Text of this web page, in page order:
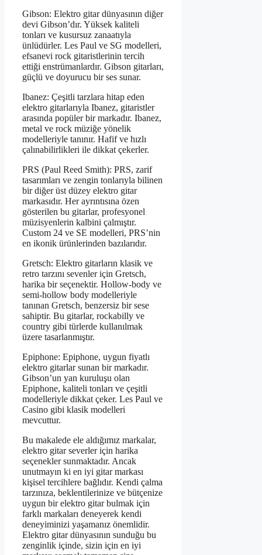
Gibson: Elektro gitar dünyasının diğer
devi Gibson’dır. Yüksek kaliteli
tonları ve kusursuz zanaatıyla
ünlüdürler. Les Paul ve SG modelleri,
efsanevi rock gitaristlerinin tercih
ettiği enstrümanlardır. Gibson gitarları,
güçlü ve doyurucu bir ses sunar.
Ibanez: Çeşitli tarzlara hitap eden
elektro gitarlarıyla Ibanez, gitaristler
arasında popüler bir markadır. Ibanez,
metal ve rock müziğe yönelik
modelleriyle tanınır. Hafif ve hızlı
çalınabilirlikleri ile dikkat çekerler.
PRS (Paul Reed Smith): PRS, zarif
tasarımları ve zengin tonlarıyla bilinen
bir diğer üst düzey elektro gitar
markasıdır. Her ayrıntısına özen
gösterilen bu gitarlar, profesyonel
müzisyenlerin kalbini çalmıştır.
Custom 24 ve SE modelleri, PRS’nin
en ikonik ürünlerinden bazılarıdır.
Gretsch: Elektro gitarların klasik ve
retro tarzını sevenler için Gretsch,
harika bir seçenektir. Hollow-body ve
semi-hollow body modelleriyle
tanınan Gretsch, benzersiz bir sese
sahiptir. Bu gitarlar, rockabilly ve
country gibi türlerde kullanılmak
üzere tasarlanmıştır.
Epiphone: Epiphone, uygun fiyatlı
elektro gitarlar sunan bir markadır.
Gibson’un yan kuruluşu olan
Epiphone, kaliteli tonları ve çeşitli
modelleriyle dikkat çeker. Les Paul ve
Casino gibi klasik modelleri
mevcuttur.
Bu makalede ele aldığımız markalar,
elektro gitar severler için harika
seçenekler sunmaktadır. Ancak
unutmayın ki en iyi gitar markası
kişisel tercihlere bağlıdır. Kendi çalma
tarzınıza, beklentilerinize ve bütçenize
uygun bir elektro gitar bulmak için
farklı markaları deneyerek kendi
deneyiminizi yaşamanız önemlidir.
Elektro gitar dünyasının sunduğu bu
zenginlik içinde, sizin için en iyi